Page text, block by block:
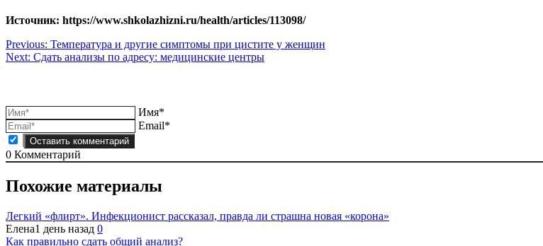
Источник: https://www.shkolazhizni.ru/health/articles/113098/
Навигация
по
Previous: Температура и другие симптомы при цистите у женщин
Next: Сдать анализы по адресу: медицинские центры
Имя*
Email*
0 Комментарий
Похожие материалы
Легкий «флирт». Инфекционист рассказал, правда ли страшна новая «корона»
Елена1 день назад 0
Как правильно сдать общий анализ?